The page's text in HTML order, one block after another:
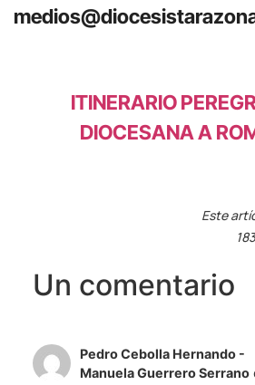
ITINERARIO
DIOCESANA A
Este
Un comentario
Pedro Cebolla Hernando -
Manuela Guerrero Serrano